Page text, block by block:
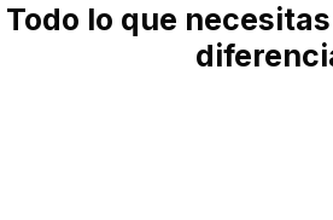
Todo lo que